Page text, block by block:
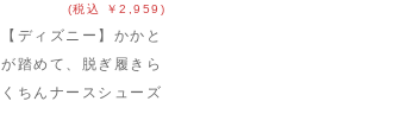
(税込 ￥2,959)
【ディズニー】かかと
が踏めて、脱ぎ履きら
くちんナースシューズ